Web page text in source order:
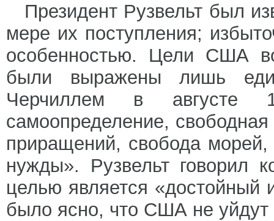
Президент Рузвельт был
мере их поступления;
особенностью. Цели США
были выражены лишь
Черчиллем в августе
самоопределение, свободная
приращений, свобода морей,
нужды». Рузвельт говорил
целью является
было ясно, что США не уйдут